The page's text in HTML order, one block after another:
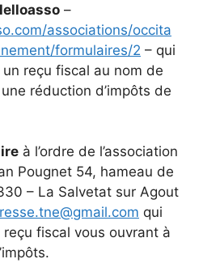
–
associations/occita
formulaires/2 – qui
reçu fiscal au nom de
réduction d’impôts de
à l’ordre de l’association
Pougnet 54, hameau de
– La Salvetat sur Agout
qui
fiscal vous ouvrant à